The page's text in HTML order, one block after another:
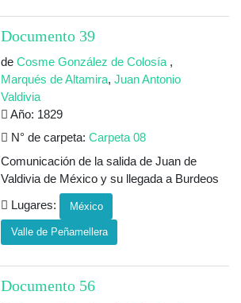
Documento 39
deCosme González de Colosía ,
Marqués de Altamira,Juan Antonio
Valdivia
Año: 1829
N° de carpeta:Carpeta 08
Comunicación de la salida de Juan de
Valdivia de México y su llegada a Burdeos
Lugares:
México
Valle de Peñamellera
Documento 56